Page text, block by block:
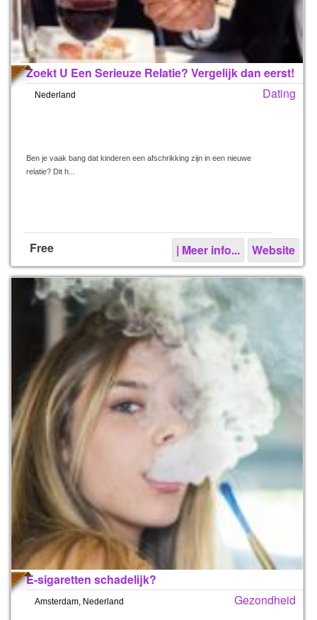
Zoekt U Een Serieuze Relatie? Vergelijk dan eerst!
Dating
Nederland
Ben je vaak bang dat kinderen een afschrikking zijn in een nieuwe
relatie? Dit h...
Free Website
| Meer info...
E-sigaretten schadelijk?
Gezondheid
Amsterdam, Nederland